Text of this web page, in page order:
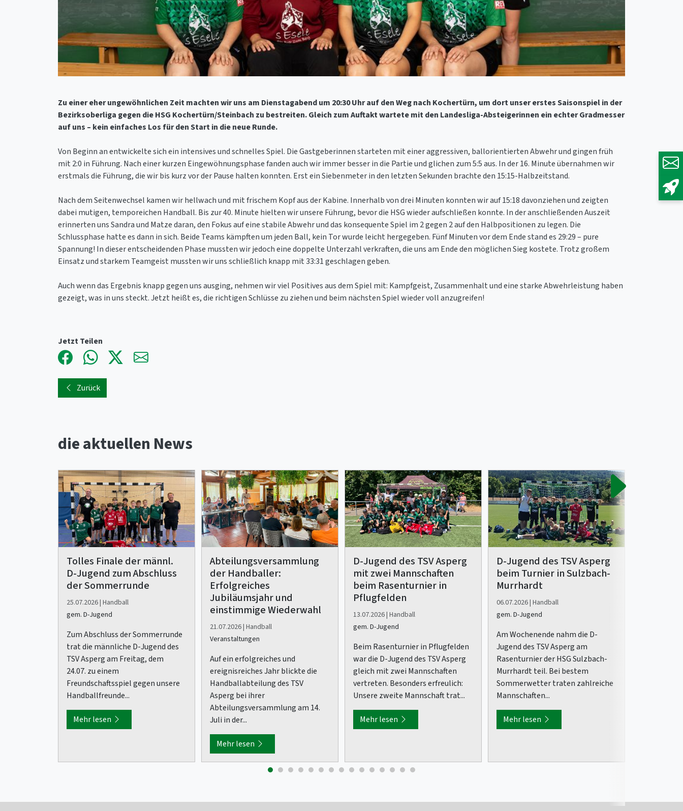
Zu einer eher ungewöhnlichen Zeit machten wir uns am Dienstagabend um 20:30 Uhr auf den Weg nach Kochertürn, um dort unser erstes Saisonspiel in der
Bezirksoberliga gegen die HSG Kochertürn/Steinbach zu bestreiten. Gleich zum Auftakt wartete mit den Landesliga-Absteigerinnen ein echter Gradmesser
auf uns – kein einfaches Los für den Start in die neue Runde.
Von Beginn an entwickelte sich ein intensives und schnelles Spiel. Die Gastgeberinnen starteten mit einer aggressiven, ballorientierten Abwehr und gingen früh
mit 2:0 in Führung. Nach einer kurzen Eingewöhnungsphase fanden auch wir immer besser in die Partie und glichen zum 5:5 aus. In der 16. Minute übernahmen wir
erstmals die Führung, die wir bis kurz vor der Pause halten konnten. Erst ein Siebenmeter in den letzten Sekunden brachte den 15:15-Halbzeitstand.
Nach dem Seitenwechsel kamen wir hellwach und mit frischem Kopf aus der Kabine. Innerhalb von drei Minuten konnten wir auf 15:18 davonziehen und zeigten
dabei mutigen, temporeichen Handball. Bis zur 40. Minute hielten wir unsere Führung, bevor die HSG wieder aufschließen konnte. In der anschließenden Auszeit
erinnerten uns Sandra und Matze daran, den Fokus auf eine stabile Abwehr und das konsequente Spiel im 2 gegen 2 auf den Halbpositionen zu legen. Die
Schlussphase hatte es dann in sich. Beide Teams kämpften um jeden Ball, kein Tor wurde leicht hergegeben. Fünf Minuten vor dem Ende stand es 29:29 – pure
Spannung! In dieser entscheidenden Phase mussten wir jedoch eine doppelte Unterzahl verkraften, die uns am Ende den möglichen Sieg kostete. Trotz großem
Einsatz und starkem Teamgeist mussten wir uns schließlich knapp mit 33:31 geschlagen geben.
Auch wenn das Ergebnis knapp gegen uns ausging, nehmen wir viel Positives aus dem Spiel mit: Kampfgeist, Zusammenhalt und eine starke Abwehrleistung haben
gezeigt, was in uns steckt. Jetzt heißt es, die richtigen Schlüsse zu ziehen und beim nächsten Spiel wieder voll anzugreifen!
Jetzt Teilen
Zurück
die aktuellen News
Tolles Finale der männl.
D-Jugend zum Abschluss
der Sommerrunde
25.07.2026 | Handball
gem. D-Jugend
Zum Abschluss der Sommerrunde
trat die männliche D-Jugend des
TSV Asperg am Freitag, dem
24.07. zu einem
Freundschaftsspiel gegen unsere
Handballfreunde...
Mehr lesen
Abteilungsversammlung
der Handballer:
Erfolgreiches
Jubiläumsjahr und
einstimmige Wiederwahl
21.07.2026 | Handball
Veranstaltungen
Auf ein erfolgreiches und
ereignisreiches Jahr blickte die
Handballabteilung des TSV
Asperg bei ihrer
Abteilungsversammlung am 14.
Juli in der...
Mehr lesen
D-Jugend des TSV Asperg
mit zwei Mannschaften
beim Rasenturnier in
Pflugfelden
13.07.2026 | Handball
gem. D-Jugend
Beim Rasenturnier in Pflugfelden
war die D-Jugend des TSV Asperg
gleich mit zwei Mannschaften
vertreten. Besonders erfreulich:
Unsere zweite Mannschaft trat...
Mehr lesen
D-Jugend des TSV Asperg
beim Turnier in Sulzbach-
Murrhardt
06.07.2026 | Handball
gem. D-Jugend
Am Wochenende nahm die D-
Jugend des TSV Asperg am
Rasenturnier der HSG Sulzbach-
Murrhardt teil. Bei bestem
Sommerwetter traten zahlreiche
Mannschaften...
Mehr lesen